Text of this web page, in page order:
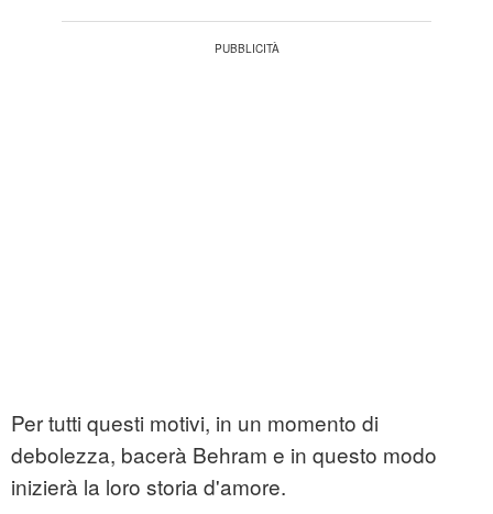
Per tutti questi motivi, in un momento di
debolezza, bacerà Behram e in questo modo
inizierà la loro storia d'amore.